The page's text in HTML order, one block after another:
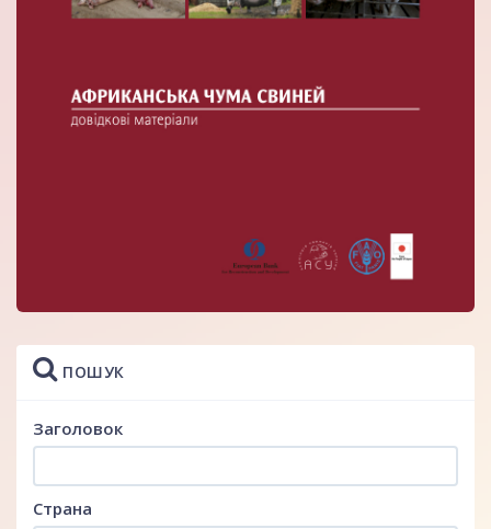
ПОШУК
Заголовок
Страна